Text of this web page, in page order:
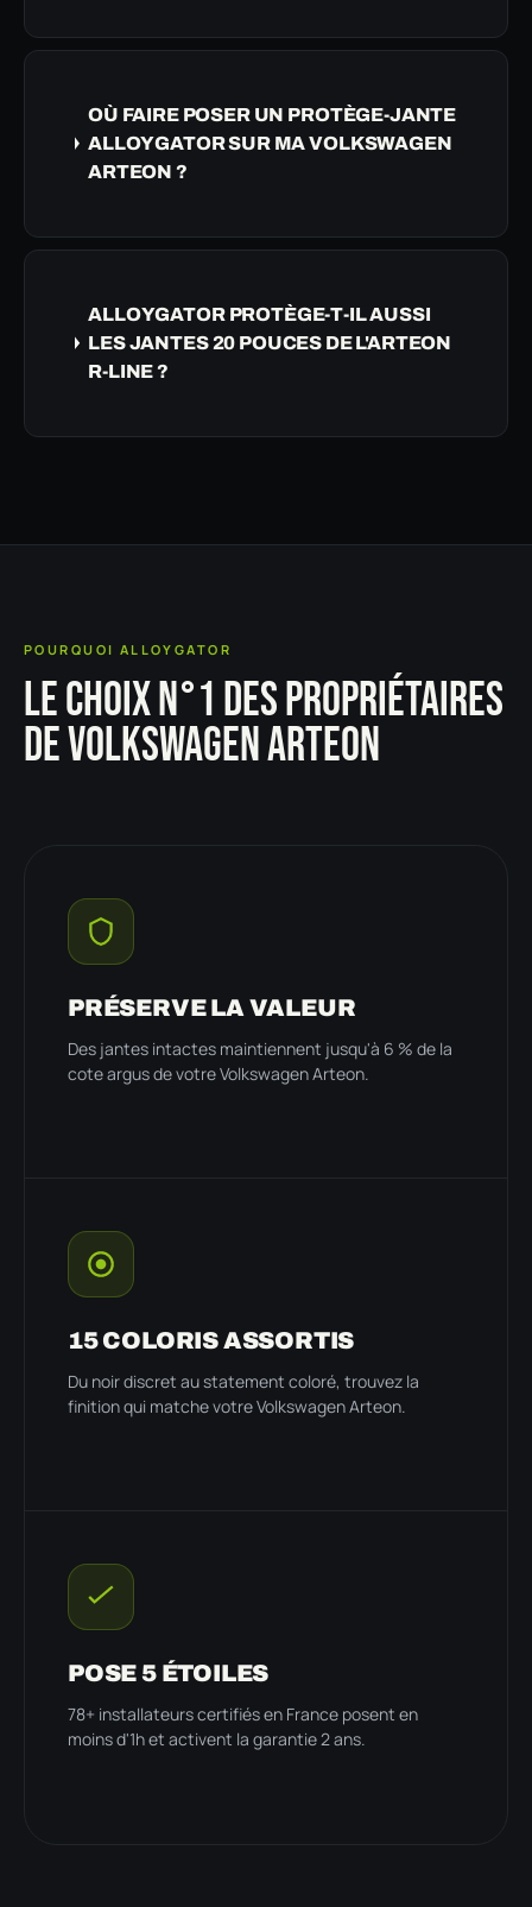
OÙ FAIRE POSER UN PROTÈGE-JANTE
ALLOYGATOR SUR MA VOLKSWAGEN
ARTEON ?
ALLOYGATOR PROTÈGE-T-IL AUSSI
LES JANTES 20 POUCES DE L'ARTEON
R-LINE ?
POURQUOI ALLOYGATOR
LE CHOIX N°1 DES PROPRIÉTAIRES
DE VOLKSWAGEN ARTEON
PRÉSERVE LA VALEUR
Des jantes intactes maintiennent jusqu'à 6 % de la
cote argus de votre Volkswagen Arteon.
15 COLORIS ASSORTIS
Du noir discret au statement coloré, trouvez la
finition qui matche votre Volkswagen Arteon.
POSE 5 ÉTOILES
78+ installateurs certifiés en France posent en
moins d'1h et activent la garantie 2 ans.